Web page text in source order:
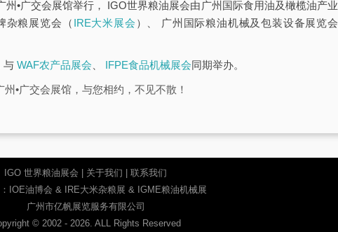
•广交会展馆举行， IGO世界粮油展会由广州国际食用油及橄榄油产业
杂粮展览会（ IRE大米展会 ）、 广州国际粮油机械及包装设备展览会
与 WAF农产品展会 IFPE食品机械展会同期举办。
•广交会展馆，与您相约，不见不散！
IGO 世界粮油展会 关于我们
联系我们
IOE油博会 & IRE大米杂粮展 & IGME粮油机械展
广州市亿帆展览服务有限公司
© 2002 - 2026. ALL Rights Reserved